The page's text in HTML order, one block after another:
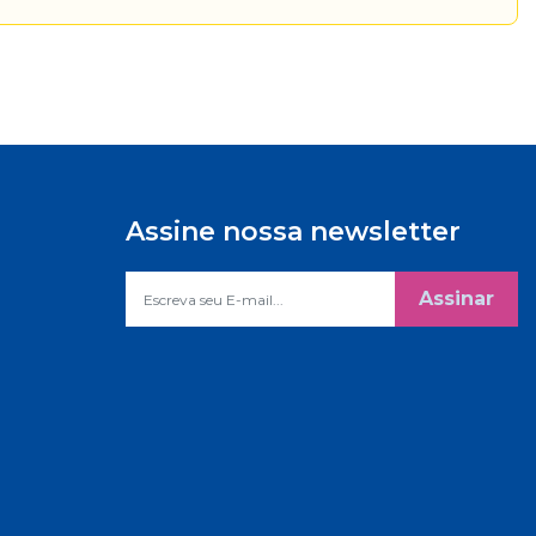
Assine nossa newsletter
Assinar